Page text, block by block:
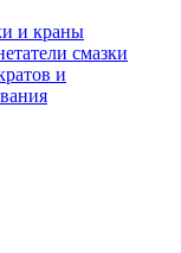
и краны
смазки
и